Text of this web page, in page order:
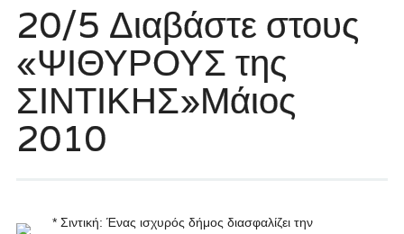
20/5 Διαβάστε στους
«ΨΙΘΥΡΟΥΣ της
ΣΙΝΤΙΚΗΣ»Μάιος
2010
* Σιντική: Ένας ισχυρός δήμος διασφαλίζει την